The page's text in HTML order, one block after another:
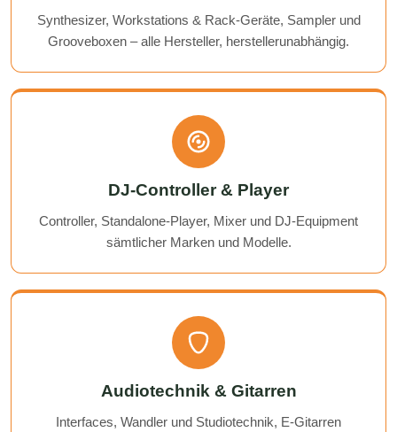
Synthesizer, Workstations & Rack-Geräte, Sampler und
Grooveboxen – alle Hersteller, herstellerunabhängig.
DJ-Controller & Player
Controller, Standalone-Player, Mixer und DJ-Equipment
sämtlicher Marken und Modelle.
Audiotechnik & Gitarren
Interfaces, Wandler und Studiotechnik, E-Gitarren